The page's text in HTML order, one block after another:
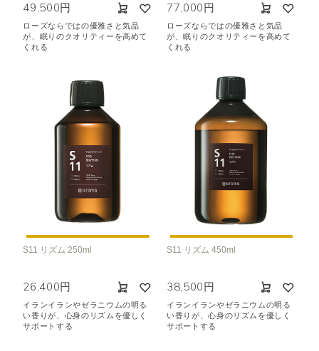
49,500円
ローズならではの優雅さと気品
が、眠りのクオリティーを高めて
くれる
77,000円
ローズならではの優雅さと気品
が、眠りのクオリティーを高めて
くれる
S11 リズム 250ml
26,400円
イランイランやゼラニウムの明る
い香りが、心身のリズムを優しく
サポートする
S11 リズム 450ml
38,500円
イランイランやゼラニウムの明る
い香りが、心身のリズムを優しく
サポートする